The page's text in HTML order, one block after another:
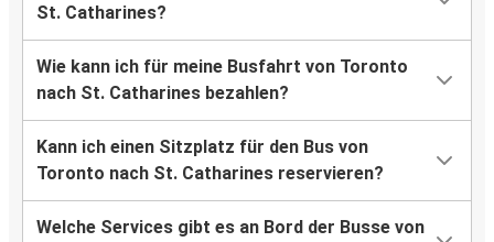
St. Catharines?
Wie kann ich für meine Busfahrt von Toronto
nach St. Catharines bezahlen?
Kann ich einen Sitzplatz für den Bus von
Toronto nach St. Catharines reservieren?
Welche Services gibt es an Bord der Busse von